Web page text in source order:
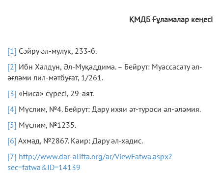
ҚМДБ Ғұламалар кеңесі
[1] Сәйру әл-мулук, 233-б.
[2] Ибн Халдун, Әл-Муқаддима. – Бейрут: Муассасату әл-
әғләми лил-мәтбуғат, 1/261.
[3] «Ниса» сүресі, 29-аят.
[4] Мүслим, №4. Бейрут: Дару ихяи әт-туроси әл-әләмия.
[5] Мүслим, №1235.
[6] Ахмад, №2867. Каир: Дару әл-хадис.
[7] http://www.dar-alifta.org/ar/ViewFatwa.aspx?
sec=fatwa&ID=14139